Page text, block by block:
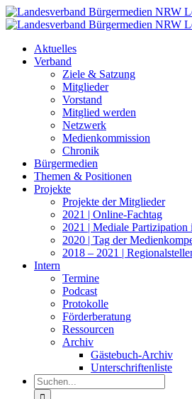
Zum
Inhalt
Aktuelles
Verband
Ziele & Satzung
Mitglieder
Vorstand
Mitglied werden
Netzwerk
Medienkommission
Chronik
Bürgermedien
Themen & Positionen
Projekte
Projekte der Mitglieder
2021 | Online-Fachtag
2021 | Mediale
2020 | Tag der
2018 – 2021 |
Intern
Termine
Podcast
Protokolle
Förderberatung
Ressourcen
Archiv
Gästebuch-Archiv
Unterschriftenliste
Suche
nach: